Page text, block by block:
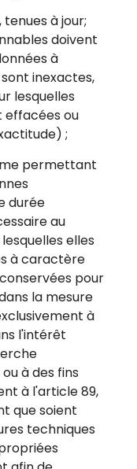
à jour;
doivent
à
inexactes,
lesquelles
effacées ou
;
permettant
durée
au
elles
à caractère
pour
la mesure
à
l'intérêt
à des fins
à l'article 89,
que soient
techniques